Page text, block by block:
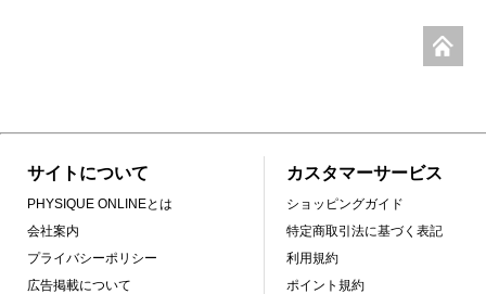
サイトについて
PHYSIQUE ONLINEとは
会社案内
プライバシーポリシー
広告掲載について
カスタマーサービス
ショッピングガイド
特定商取引法に基づく表記
利用規約
ポイント規約